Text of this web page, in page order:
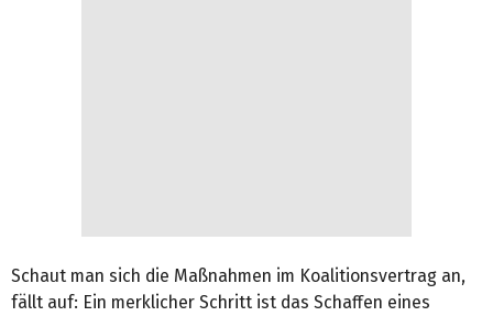
Schaut man sich die Maßnahmen im Koalitionsvertrag an,
fällt auf: Ein merklicher Schritt ist das Schaffen eines